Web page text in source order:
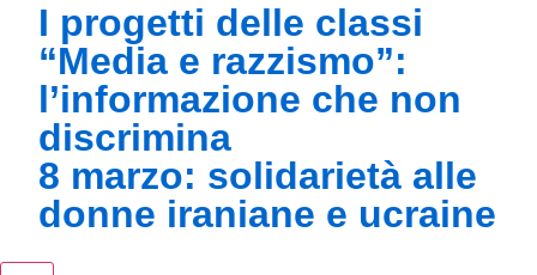
i progetti delle classi
“media e razzismo”:
l’informazione che non
discrimina
8 marzo: solidarietà alle
donne iraniane e ucraine